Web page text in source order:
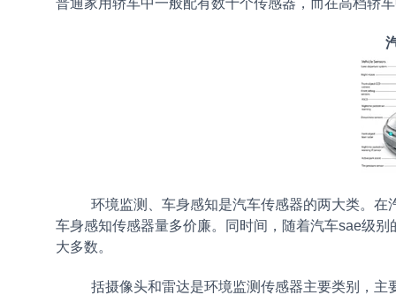
普通家用轿车中一般配有数十个传感器，而在高档轿
环境监测、车身感知是汽车传感器的两大类。在汽
车身感知传感器量多价廉。同时间，随着汽车sae级
大多数。
括摄像头和雷达是环境监测传感器主要类别，主要